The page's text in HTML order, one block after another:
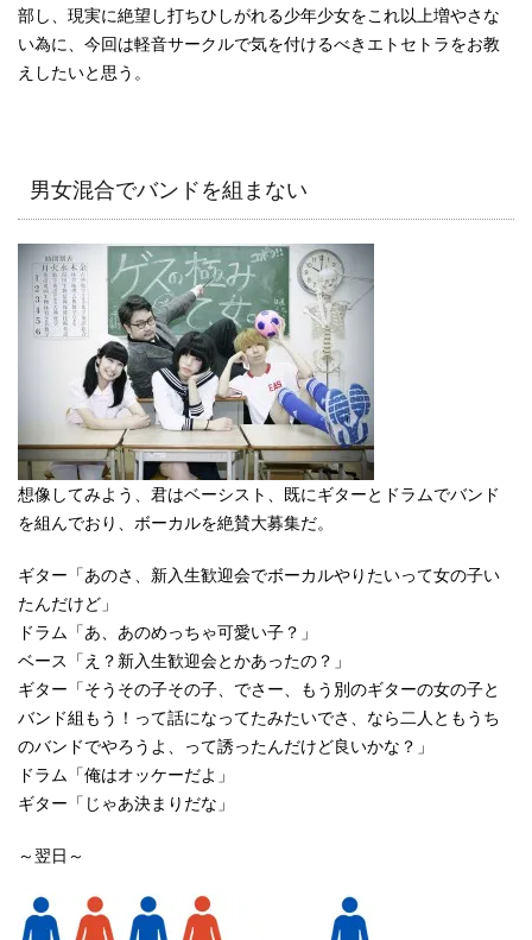
部し、現実に絶望し打ちひしがれる少年少女をこれ以上増やさな
い為に、今回は軽音サークルで気を付けるべきエトセトラをお教
えしたいと思う。
男女混合でバンドを組まない
想像してみよう、君はベーシスト、既にギターとドラムでバンド
を組んでおり、ボーカルを絶賛大募集だ。
ギター「あのさ、新入生歓迎会でボーカルやりたいって女の子い
たんだけど」
ドラム「あ、あのめっちゃ可愛い子？」
ベース「え？新入生歓迎会とかあったの？」
ギター「そうその子その子、でさー、もう別のギターの女の子と
バンド組もう！って話になってたみたいでさ、なら二人ともうち
のバンドでやろうよ、って誘ったんだけど良いかな？」
ドラム「俺はオッケーだよ」
ギター「じゃあ決まりだな」
～翌日～